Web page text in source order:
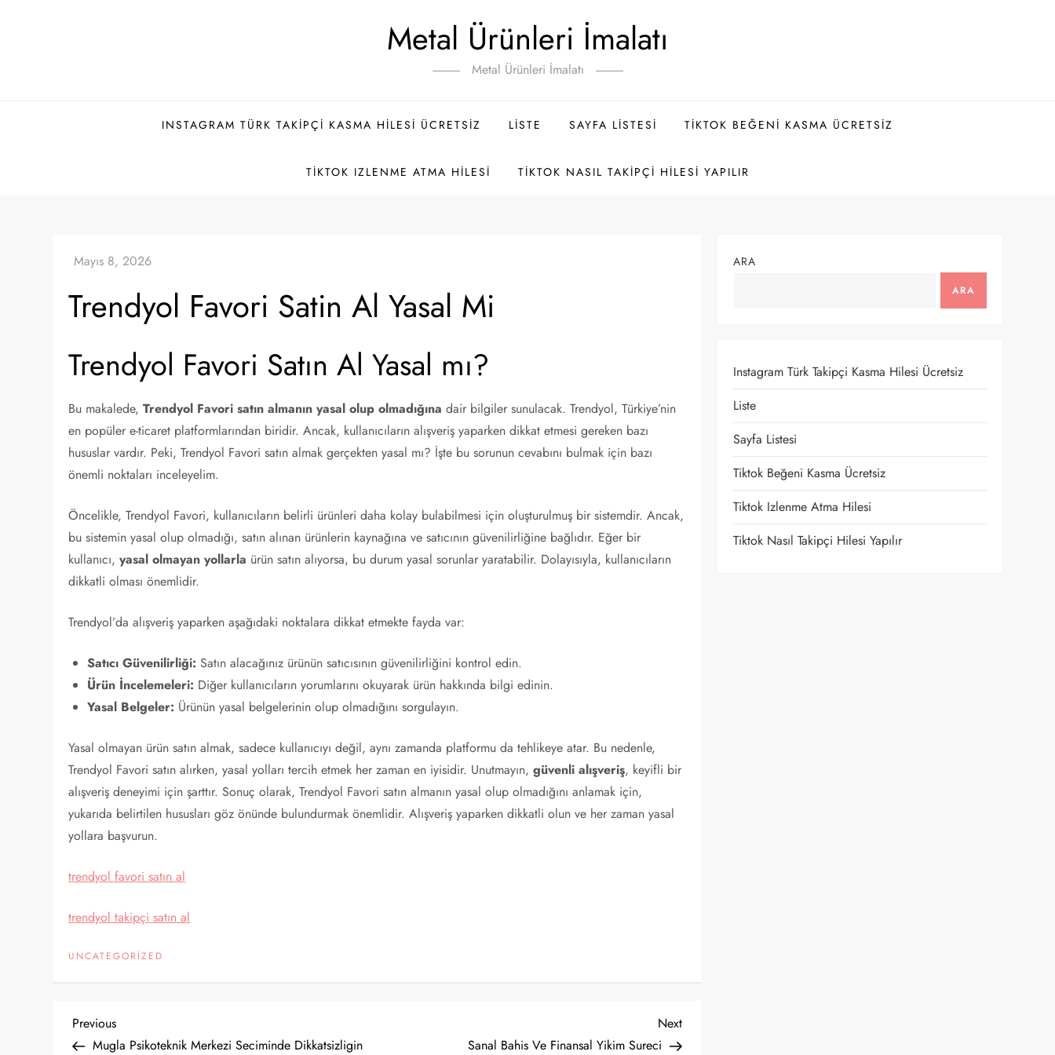
Metal Ürünleri İmalatı
Metal Ürünleri İmalatı
INSTAGRAM TÜRK TAKIPÇI KASMA HILESI ÜCRETSIZ LISTE SAYFA LISTESI TIKTOK BEĞENI KASMA ÜCRETSIZ
TIKTOK IZLENME ATMA HILESI TIKTOK NASIL TAKIPÇI HILESI YAPILIR
Trendyol Favori Satin Al Yasal Mi
Trendyol Favori Satın Al Yasal mı?
Bu makalede,Trendyol Favori satın almanın yasal olup olmadığına dair bilgiler sunulacak. Trendyol, Türkiye’nin
en popüler e-ticaret platformlarından biridir. Ancak, kullanıcıların alışveriş yaparken dikkat etmesi gereken bazı
hususlar vardır. Peki, Trendyol Favori satın almak gerçekten yasal mı? İşte bu sorunun cevabını bulmak için bazı
önemli noktaları inceleyelim.
Öncelikle, Trendyol Favori, kullanıcıların belirli ürünleri daha kolay bulabilmesi için oluşturulmuş bir sistemdir. Ancak,
bu sistemin yasal olup olmadığı, satın alınan ürünlerin kaynağına ve satıcının güvenilirliğine bağlıdır. Eğer bir
kullanıcı,yasal olmayan yollarla ürün satın alıyorsa, bu durum yasal sorunlar yaratabilir. Dolayısıyla, kullanıcıların
dikkatli olması önemlidir.
Trendyol’da alışveriş yaparken aşağıdaki noktalara dikkat etmekte fayda var:
Satıcı Güvenilirliği: Satın alacağınız ürünün satıcısının güvenilirliğini kontrol edin.
Ürün İncelemeleri: Diğer kullanıcıların yorumlarını okuyarak ürün hakkında bilgi edinin.
Yasal Belgeler: Ürünün yasal belgelerinin olup olmadığını sorgulayın.
Yasal olmayan ürün satın almak, sadece kullanıcıyı değil, aynı zamanda platformu da tehlikeye atar. Bu nedenle,
Trendyol Favori satın alırken, yasal yolları tercih etmek her zaman en iyisidir. Unutmayın,güvenli alışveriş, keyifli bir
alışveriş deneyimi için şarttır. Sonuç olarak, Trendyol Favori satın almanın yasal olup olmadığını anlamak için,
yukarıda belirtilen hususları göz önünde bulundurmak önemlidir. Alışveriş yaparken dikkatli olun ve her zaman yasal
yollara başvurun.
trendyol favori satın al
trendyol takipçi satın al
UNCATEGORIZED
Y
Previous
Post
Previous
Mugla Psikoteknik Merkezi Seciminde Dikkatsizligin
Next
Post
Next
Sanal Bahis Ve Finansal Yikim Sureci
ARA
ARA
Instagram Türk Takipçi Kasma Hilesi Ücretsiz
Liste
Sayfa Listesi
Tiktok Beğeni Kasma Ücretsiz
Tiktok Izlenme Atma Hilesi
Tiktok Nasıl Takipçi Hilesi Yapılır